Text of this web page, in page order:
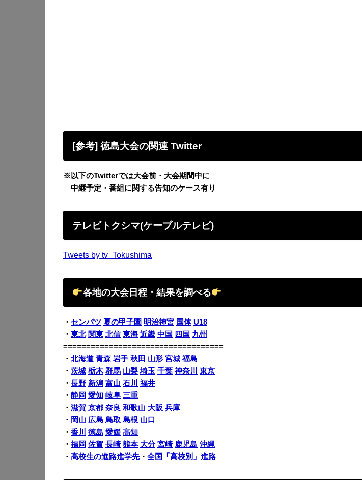
[参考] 徳島大会の関連 Twitter
※以下のTwitterでは大会前・大会期間中に
中継予定・番組に関する告知のケース有り
テレビトクシマ(ケーブルテレビ)
Tweets by tv_Tokushima
各地の大会日程・結果を調べる
・ センバツ 夏の甲子園 明治神宮 国体 U18
・ 東北 関東 北信 東海 近畿 中国 四国 九州
===================================
・ 北海道 青森 岩手 秋田 山形 宮城 福島
・ 茨城 栃木 群馬 山梨 埼玉 千葉 神奈川
東京
・ 長野 新潟 富山 石川
福井
・ 静岡 愛知 岐阜 三重
・ 滋賀 京都 奈良 和歌山 大阪 兵庫
・ 岡山 広島 鳥取 島根 山口
・ 香川 徳島 愛媛 高知
・ 福岡 佐賀 長崎 熊本 大分 宮崎 鹿児島 沖縄
・ 高校生の進路進学先・ 全国「高校別」進路